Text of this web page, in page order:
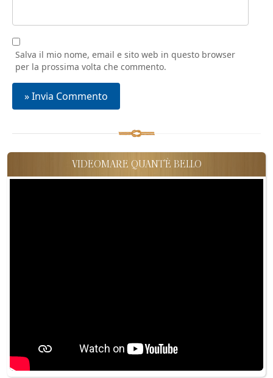
Salva il mio nome, email e sito web in questo browser
per la prossima volta che commento.
VIDEOMARE QUANT'È BELLO